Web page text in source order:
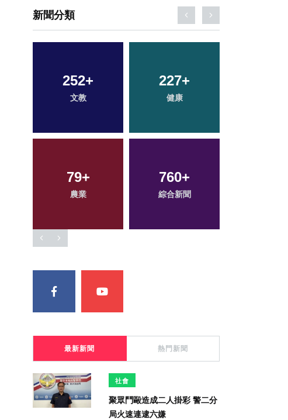
新聞分類
430+
社會
176+
旅遊
54+
頭條
71+
宗教
最新新聞 熱門新聞
社會
聚眾鬥毆造成二人掛彩 警二分
局火速連逮六嫌